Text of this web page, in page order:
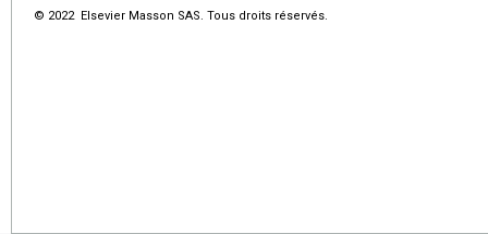
© 2022 Elsevier Masson SAS. Tous droits réservés.